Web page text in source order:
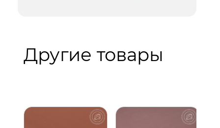
Другие товары